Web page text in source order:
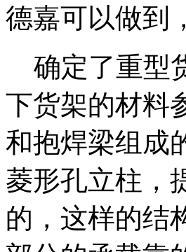
德嘉可以做到
确定了重型
下货架的材料
和抱焊梁组成
菱形孔立柱，
的，这样的结